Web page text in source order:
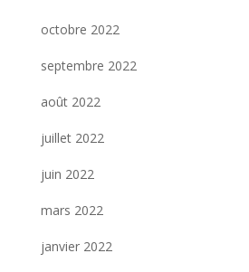
octobre 2022
septembre 2022
août 2022
juillet 2022
juin 2022
mars 2022
janvier 2022